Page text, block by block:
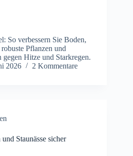
So verbessern Sie Boden,
Pflanzen und
gegen Hitze und Starkregen.
2026 2 Kommentare
Staunässe sicher